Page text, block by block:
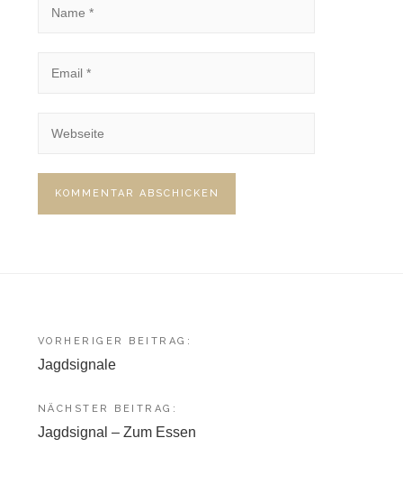
Beitragsnavigation
VORHERIGER BEITRAG:
Jagdsignale
NÄCHSTER BEITRAG:
Jagdsignal – Zum Essen